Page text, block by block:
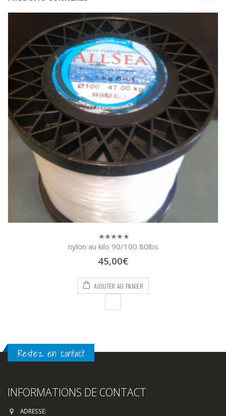
0
5
nylon au kilo 90/100 80lbs
45,00€
AJOUTER AU PANIER
Restez en contact
INFORMATIONS DE CONTACT
ADRESSE: